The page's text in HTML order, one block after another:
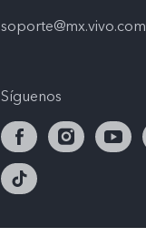
soporte@mx.vivo.com
Síguenos